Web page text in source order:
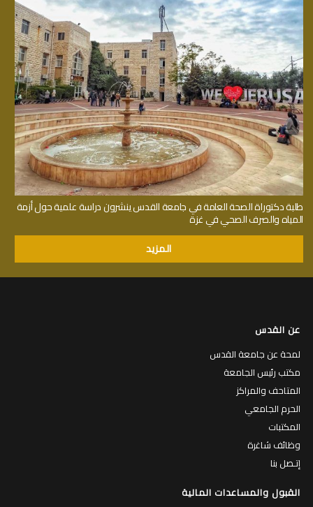
طلبة دكتوراة الصحة العامة في جامعة القدس ينشرون دراسة علمية حول أزمة
المياه والصرف الصحي في غزة
المزيد
عن القدس
لمحة عن جامعة القدس
مكتب رئيس الجامعة
المتاحف والمراكز
الحرم الجامعي
المكتبات
وظائف شاغرة
إتـصل بنا
القبول والمساعدات المالية